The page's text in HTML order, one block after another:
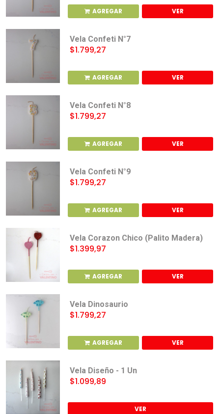
AGREGAR VER
Vela Confeti N°7
$1.799,27
AGREGAR VER
Vela Confeti N°8
$1.799,27
AGREGAR VER
Vela Confeti N°9
$1.799,27
AGREGAR VER
Vela Corazon Chico (Palito Madera)
$1.399,97
AGREGAR VER
Vela Dinosaurio
$1.799,27
AGREGAR VER
Vela Diseño - 1 Un
$1.099,89
VER